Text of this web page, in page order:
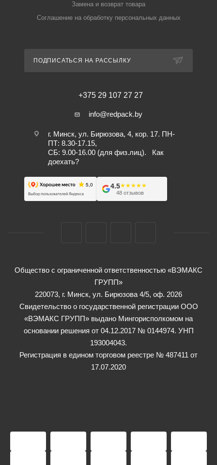
Замена и возврат товара
Соглашение на обработку персональных данных
ПОДПИСАТЬСЯ НА РАССЫЛКУ
+375 29 107 27 27
info@redpack.by
г. Минск, ул. Бирюзова, 4, кор. 17. ПН-
ПТ: 8.30-17.15,
СБ: 9.00-16.00 (для физ.лиц). Как
доехать?
4.5★★★★★
★★★★★
48 отзывов
Общество с ограниченной ответственностью «ВЭМАКС
ГРУПП»
220073, г. Минск, ул. Бирюзова 4/5, оф. 2026
Свидетельство о государственной регистрации ООО
«ВЭМАКС ГРУПП» выдано Мингорисполкомом на
основании решения от 04.12.2017 № 0144974. УНП
193004043.
Регистрация в едином торговом реестре № 487411 от
17.07.2020